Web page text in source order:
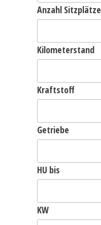
Anzahl Sitzplätze
Kilometerstand
Kraftstoff
Getriebe
HU bis
KW